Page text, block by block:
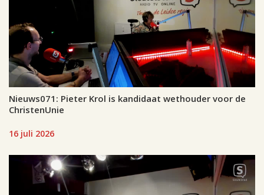
Nieuws071: Pieter Krol is kandidaat wethouder voor de
ChristenUnie
16 juli 2026